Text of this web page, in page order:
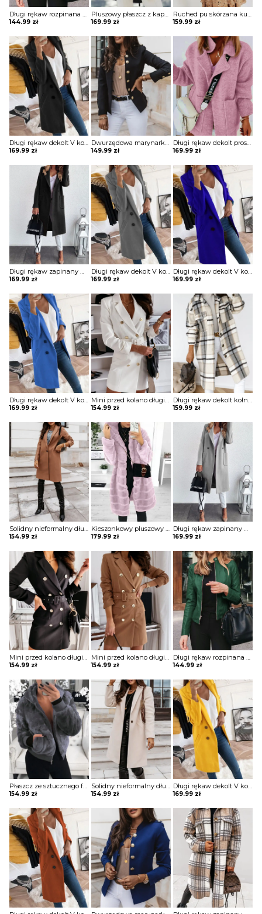
Długi rękaw rozpinana stójka skóra skórzana ekologiczna taliowana talia prosta jesień ramoneska kurtka Lakeisha
144.99 zł
Pluszowy płaszcz z kapturem colorblock długim rękawem kurtka Gonny
169.99 zł
Ruched pu skórzana kurtka z zamkiem błyskawicznym Sungsook
159.99 zł
Długi rękaw dekolt V kołnierz guziki elegancki bez wzoru dopasowany płaszcz Aaltje
169.99 zł
Dwurzędowa marynarka z długim rękawem kurtka Gysele
149.99 zł
Długi rękaw dekolt prosty dzianina luźny kieszenie kołnierz casual na co dzień jesień zima płaszcz sweter Ameriga
169.99 zł
Długi rękaw zapinany na guziki jednorzędowy jednolity kieszenie klapy elegancki bez wzoru jesień płaszcz Kipp
169.99 zł
Długi rękaw dekolt V kołnierz guziki elegancki bez wzoru dopasowany płaszcz Aaltje
169.99 zł
Długi rękaw dekolt V kołnierz guziki elegancki bez wzoru dopasowany płaszcz Aaltje
169.99 zł
Długi rękaw dekolt V kołnierz guziki elegancki bez wzoru dopasowany płaszcz Aaltje
169.99 zł
Mini przed kolano długi rękaw dekolt V luźna guziki żakiet płaszcz rozpinana elegancka Cara
154.99 zł
Długi rękaw dekolt kołnierzyk guziki rozpinana luźna krata kratka casual dłuższa na co dzień płaszcz Eila
159.99 zł
Solidny nieformalny długi płaszcz z kieszeniami zapinany na guziki kurtka Annagret
154.99 zł
Kieszonkowy pluszowy płaszcz z długim rękawem i kapturem kurtka Minjung
179.99 zł
Długi rękaw zapinany na guziki jednorzędowy jednolity kieszenie klapy elegancki bez wzoru jesień płaszcz Kipp
169.99 zł
Mini przed kolano długi rękaw dekolt V luźna guziki żakiet płaszcz rozpinana elegancka Cara
154.99 zł
Mini przed kolano długi rękaw dekolt V luźna guziki żakiet płaszcz rozpinana elegancka Cara
154.99 zł
Długi rękaw rozpinana stójka skóra skórzana ekologiczna taliowana talia prosta jesień ramoneska kurtka Lakeisha
144.99 zł
Płaszcz ze sztucznego futra z kieszeniami na suwak kurtka Resmie
154.99 zł
Solidny nieformalny długi płaszcz z kieszeniami zapinany na guziki kurtka Annagret
154.99 zł
Długi rękaw dekolt V kołnierz guziki elegancki bez wzoru dopasowany płaszcz Aaltje
169.99 zł